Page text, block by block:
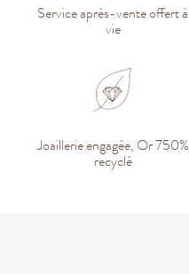
Service après-vente offert à
vie
Joaillerie engagée, Or 750%
recyclé